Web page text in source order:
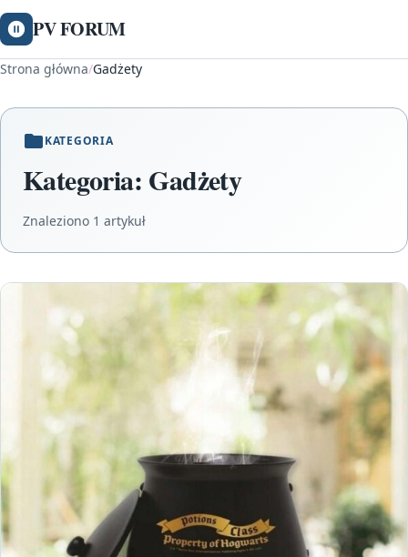
PV FORUM
Strona główna/Gadżety
KATEGORIA
Kategoria: Gadżety
Znaleziono 1 artykuł